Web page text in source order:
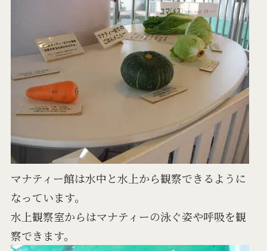
マナティー館は水中と水上から観察できるように
なっています。
水上観察室からはマナティーの泳ぐ姿や呼吸を観
察できます。